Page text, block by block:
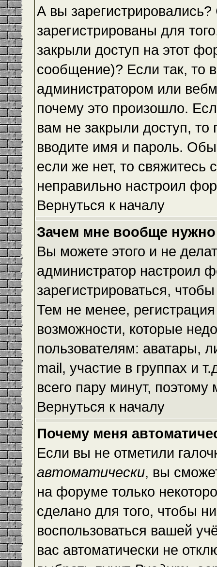
А вы
зарегистрированы для
закрыли доступ на этот
сообщение)? Если так, то
администратором или
почему это произошло.
вам не закрыли доступ,
вводите имя и пароль.
если же нет, то свяжитесь
неправильно настроил
Вернуться к началу
Зачем мне вообще нужно
Вы можете этого и не
администратор настроил
зарегистрироваться,
Тем не менее,
возможности, которые
пользователям: аватары,
mail, участие в группах и
всего пару минут,
Вернуться к началу
Почему меня
Если вы не отметили
автоматически, вы
на форуме только
сделано для того, чтобы
воспользоваться вашей
вас автоматически не